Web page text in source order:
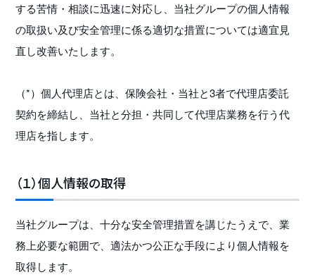
する苦情・相談に迅速に対応し、当社グループの個人情報
の取扱い及び安全管理に係る適切な措置については適宜見
直し改善いたします。
（*）個人代理店とは、保険会社・当社と3者で代理店委託
契約を締結し、当社と分担・共同して代理店業務を行う代
理店を指します。
（１）個人情報の取得
当社グループは、十分な安全管理措置を講じたうえで、業
務上必要な範囲で、適法かつ公正な手段により個人情報を
取得します。